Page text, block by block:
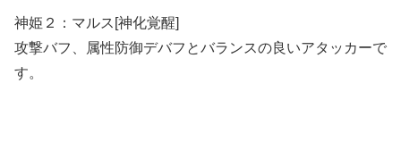
神姫２：マルス[神化覚醒]
攻撃バフ、属性防御デバフとバランスの良いアタッカーで
す。